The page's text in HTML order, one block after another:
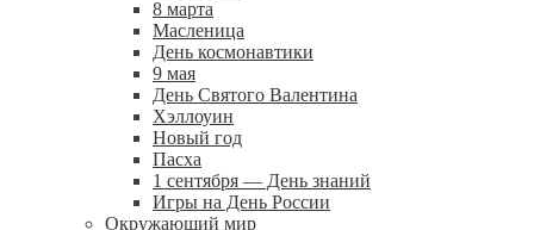
8 марта
Масленица
День космонавтики
9 мая
День Святого Валентина
Хэллоуин
Новый год
Пасха
1 сентября — День знаний
Игры на День России
Окружающий мир